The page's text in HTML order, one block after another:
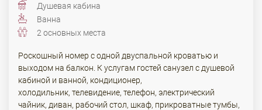
Душевая кабина
Ванна
2 основных места
Роскошный номер с одной двуспальной кроватью и
выходом на балкон. К услугам гостей санузел с душевой
кабиной и ванной, кондиционер,
холодильник, телевидение, телефон, электрический
чайник, диван, рабочий стол, шкаф, прикроватные тумбы,